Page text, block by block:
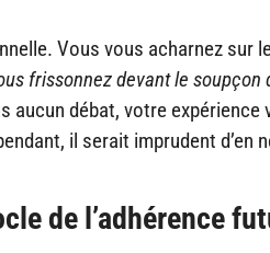
Vous vous acharnez sur
frissonnez devant le
débat, votre expérience
il serait imprudent d’en
de l’adhérence